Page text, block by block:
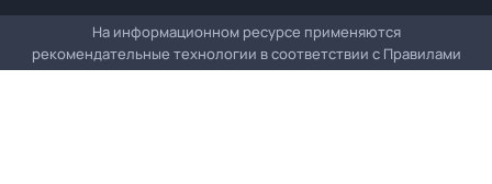
На информационном ресурсе применяются
рекомендательные технологии в соответствии с Правилами